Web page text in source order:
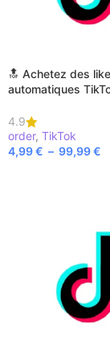
🔝 Achetez des
automatiques
4.9
order, TikTok
4,99€ – 99,99€